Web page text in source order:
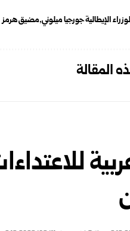
الإيطالية جورجيا ميلوني مضيق هرمز
المقالة